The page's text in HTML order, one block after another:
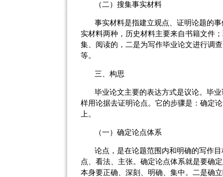
（二）搜集事实材料
事实材料是指建立观点、证明论题的
实材料两种，历史材料主要来自书籍文件
集、阅读的，二是为写作毕业论文进行调
等。
三、构思
毕业论文主要的表达方式是议论。毕
样用论据去证明论点。它的步骤是：确定
上。
（一）确定论点体系
论点，是在论题范围内和明确的写作
点、看法、主张。确定论点体系就是要确
本身要正确、深刻、明确、集中。二是确